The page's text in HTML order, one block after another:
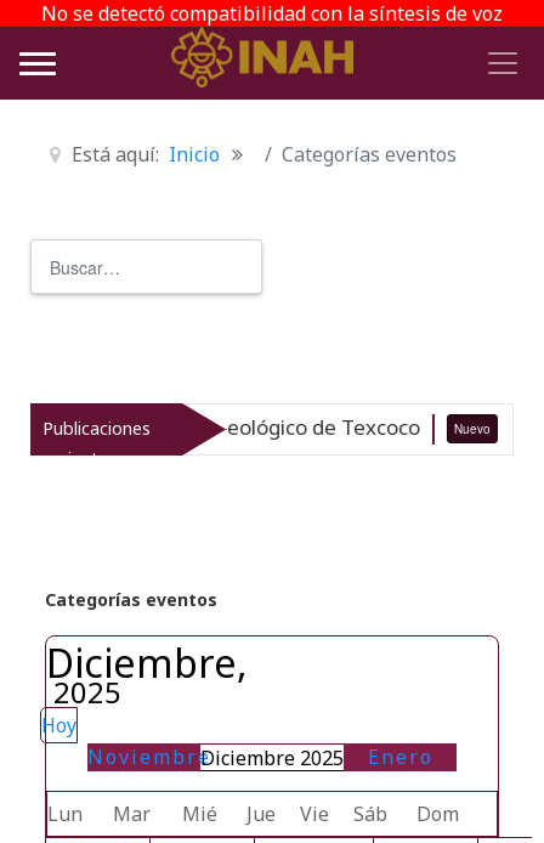
No se detectó compatibilidad con la síntesis de voz
Está aquí: Inicio Categorías eventos
Publicaciones
recientes
el patrimonio arqueológico de Texcoco Nuevo
Categorías eventos
Diciembre,
2025
Hoy
NoviembreDiciembre 2025 Enero
Lun Mar Mié Jue Vie Sáb
Dom